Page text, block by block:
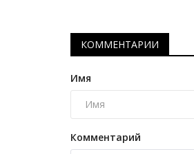
КОММЕНТАРИИ
Имя
Комментарий